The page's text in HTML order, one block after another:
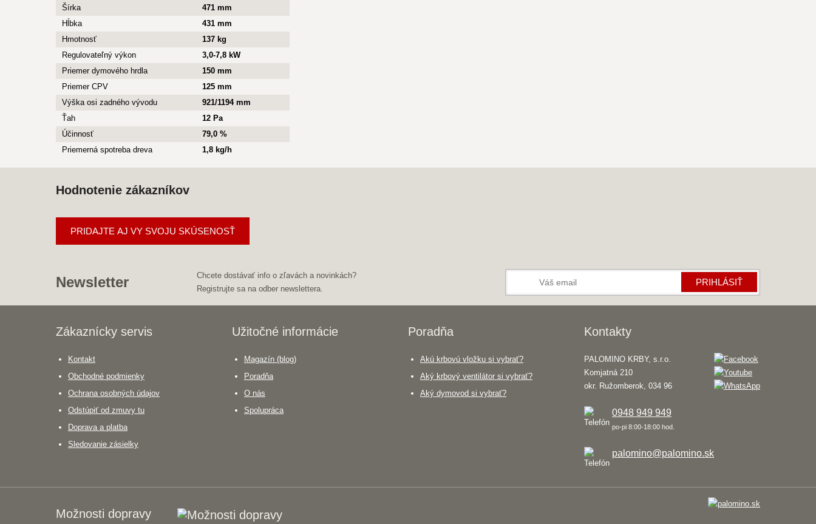
Šírka
471 mm
Hĺbka
431 mm
Hmotnosť
137 kg
Regulovateľný výkon
3,0-7,8 kW
Priemer dymového hrdla
150 mm
Priemer CPV
125 mm
Výška osi zadného vývodu
921/1194 mm
Ťah
12 Pa
Účinnosť
79,0 %
Priemerná spotreba dreva
1,8 kg/h
Hodnotenie zákazníkov
PRIDAJTE AJ VY SVOJU SKÚSENOSŤ
Newsletter
Chcete dostávať info o zľavách a novinkách?
Registrujte sa na odber newslettera.
PRIHLÁSIŤ
Zákaznícky servis
Kontakt
Obchodné podmienky
Ochrana osobných údajov
Odstúpiť od zmuvy tu
Doprava a platba
Sledovanie zásielky
Užitočné informácie
Magazín (blog)
Poradňa
O nás
Spolupráca
Poradňa
Akú krbovú vložku si vybrať?
Aký krbový ventilátor si vybrať?
Aký dymovod si vybrať?
Kontakty
PALOMINO KRBY, s.r.o.
Komjatná 210
okr. Ružomberok, 034 96
0948 949 949
po-pi 8:00-18:00 hod.
palomino@palomino.sk
Možnosti dopravy